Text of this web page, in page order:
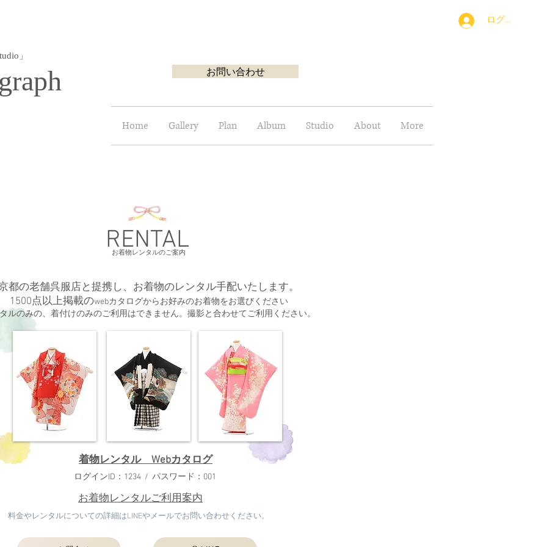
ログイン
」
お問い合わせ
Home Gallery Plan Album Studio About More
RENTAL
​お着物レンタルのご案内
都の老舗呉服店と提携し、お着物のレンタル手配いたします。
1500点以上掲載のwebカタログからお好みのお着物をお選びください
ルのみの、着付けのみのご利用はできません。撮影と合わせてご利用ください。
​着物レンタル Webカタログ
​ログインID：1234 / パスワード：001
​お着物レンタルご利用案内
料金やレンタルについての詳細はLINEやメールでお問い合わせください。